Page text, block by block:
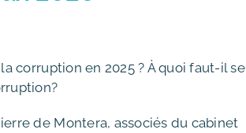
corruption en 2025 ? À quoi faut-il se
de Montera, associés du cabinet